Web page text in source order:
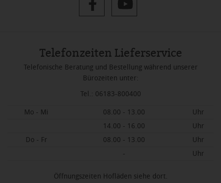
Telefonzeiten Lieferservice
Telefonische Beratung und Bestellung während unserer
Bürozeiten unter:
Tel.: 06183-800400
Mo - Mi 08.00 - 13.00
Uhr
14.00 - 16.00
Uhr
Do - Fr
08.00 - 13.00
Uhr
-
Uhr
Öffnungszeiten Hofläden siehe dort.